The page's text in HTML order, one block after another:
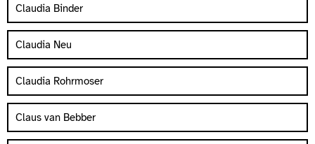
Claudia Binder
Claudia Neu
Claudia Rohrmoser
Claus van Bebber